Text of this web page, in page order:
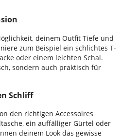
deinem Outfit Tiefe und
zum Beispiel ein schlichtes T-
oder einem leichten Schal.
sondern auch praktisch für
Schliff
den richtigen Accessoires
ein auffälliger Gürtel oder
deinem Look das gewisse